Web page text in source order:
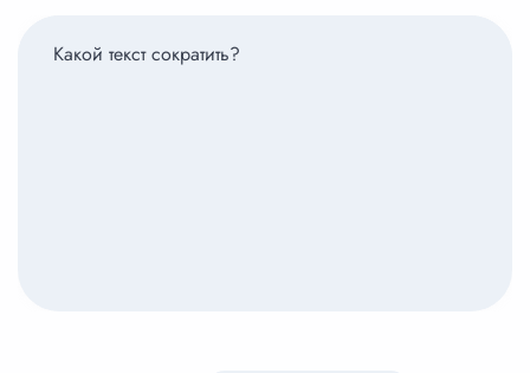
Какой текст сократить?